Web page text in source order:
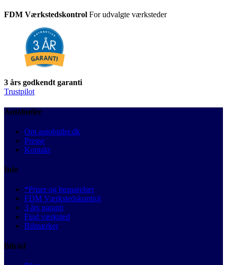
FDM Værkstedskontrol For udvalgte værksteder
3 års godkendt garanti
Trustpilot
Autobutler
Om autobutler.dk
Presse
Kontakt
Info
*Priser og besparelser
FDM Værkstedskontrol
3 års garanti
Find værksted
Bilmærker
Bilråd